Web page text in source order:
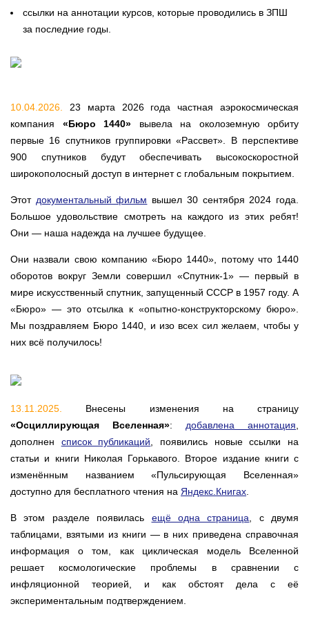
ссылки на аннотации курсов, которые проводились в ЗПШ
за последние годы.
10.04.2026.
23 марта 2026 года частная аэрокосмическая
компания «Бюро 1440» вывела на околоземную орбиту
первые 16 спутников группировки «Рассвет». В перспективе
900 спутников будут обеспечивать высокоскоростной
широкополосный доступ в интернет с глобальным покрытием.
Этот документальный фильм вышел 30 сентября 2024 года.
Большое удовольствие смотреть на каждого из этих ребят!
Они — наша надежда на лучшее будущее.
Они назвали свою компанию «Бюро 1440», потому что 1440
оборотов вокруг Земли совершил «Спутник-1» — первый в
мире искусственный спутник, запущенный СССР в 1957 году. А
«Бюро» — это отсылка к «опытно-конструкторскому бюро».
Мы поздравляем Бюро 1440, и изо всех сил желаем, чтобы у
них всё получилось!
13.11.2025.
Внесены изменения на страницу
«Осциллирующая Вселенная»: добавлена аннотация
дополнен список публикаций , появились новые ссылки на
статьи и книги Николая Горькавого. Второе издание книги с
изменённым названием «Пульсирующая Вселенная»
доступно для бесплатного чтения на Яндекс.Книгах
В этом разделе появилась ещё одна страница , с двумя
таблицами, взятыми из книги — в них приведена справочная
информация о том, как циклическая модель Вселенной
решает космологические проблемы в сравнении с
инфляционной теорией, и как обстоят дела с её
экспериментальным подтверждением.